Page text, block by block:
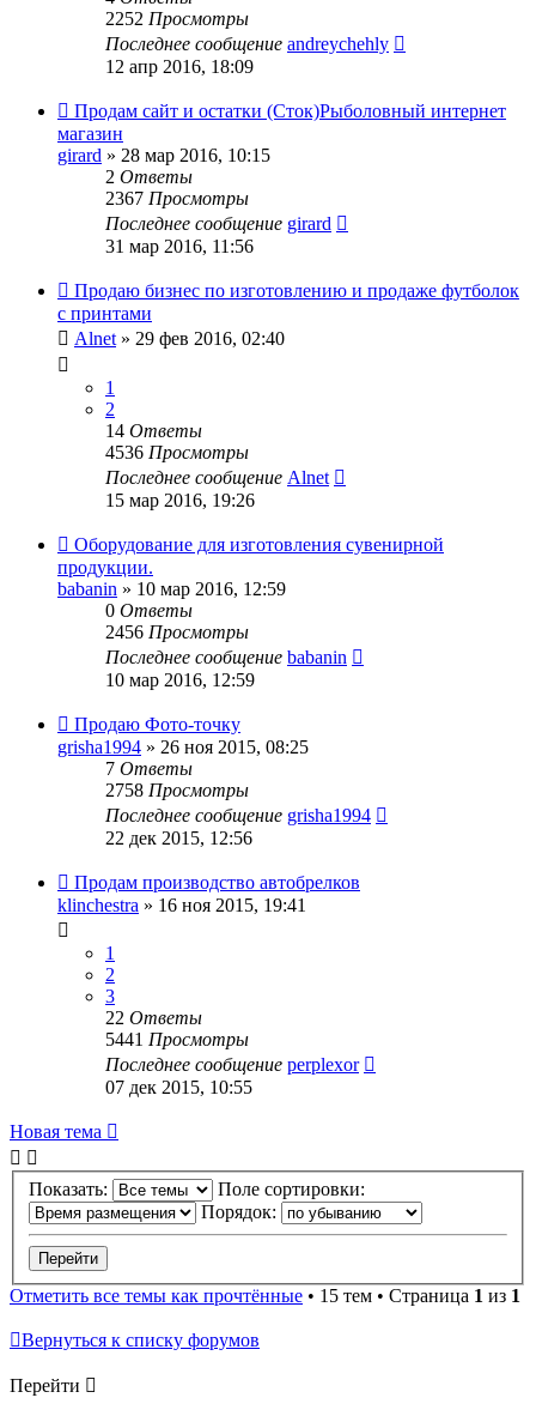
2252 Просмотры
Последнее сообщение andreychehly
12 апр 2016, 18:09
Продам сайт и остатки (Сток)Рыболовный интернет
магазин
girard » 28 мар 2016, 10:15
2 Ответы
2367 Просмотры
Последнее сообщение girard
31 мар 2016, 11:56
Продаю бизнес по изготовлению и продаже футболок
с принтами
Alnet » 29 фев 2016, 02:40
1
2
14 Ответы
4536 Просмотры
Последнее сообщение Alnet
15 мар 2016, 19:26
Оборудование для изготовления сувенирной
продукции.
babanin » 10 мар 2016, 12:59
0 Ответы
2456 Просмотры
Последнее сообщение babanin
10 мар 2016, 12:59
Продаю Фото-точку
grisha1994 » 26 ноя 2015, 08:25
7 Ответы
2758 Просмотры
Последнее сообщение grisha1994
22 дек 2015, 12:56
Продам производство автобрелков
klinchestra » 16 ноя 2015, 19:41
1
2
3
22 Ответы
5441 Просмотры
Последнее сообщение perplexor
07 дек 2015, 10:55
Новая тема
Показать:
Поле сортировки:
Порядок:
Отметить все темы как прочтённые • 15 тем • Страница 1 из 1
Вернуться к списку форумов
Перейти